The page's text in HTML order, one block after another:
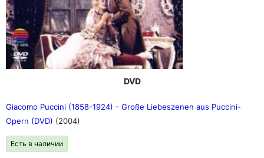
DVD
Giacomo Puccini (1858-1924) - Große Liebeszenen aus Puccini-
Opern (DVD) (2004)
Есть в наличии